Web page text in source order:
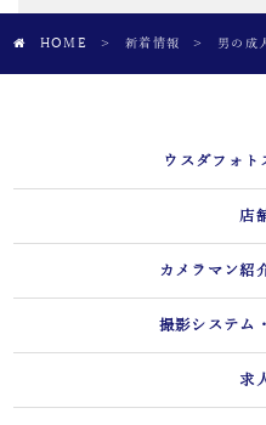
HOME > 新着情報 > 男の成
ウスダフォ
店
カメラマン紹
撮影システム
求